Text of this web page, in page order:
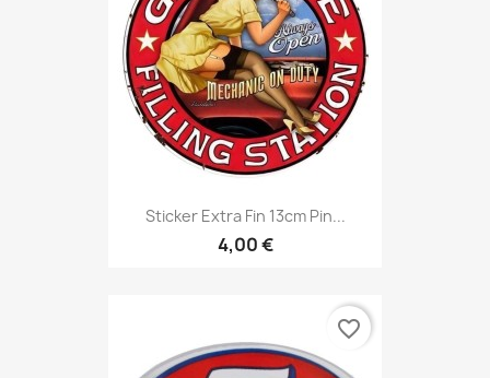
Sticker Extra Fin 13cm Pin...
4,00 €
favorite_border